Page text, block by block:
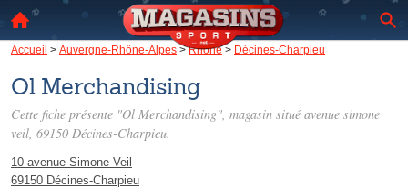
Accueil > Auvergne-Rhône-Alpes >Rhône> Décines-Charpieu
Ol Merchandising
Cette fiche présente "Ol Merchandising", magasin situé avenue simone
veil, 69150 Décines-Charpieu.
10 avenue Simone Veil
69150 Décines-Charpieu